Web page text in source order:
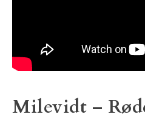
Milevidt –